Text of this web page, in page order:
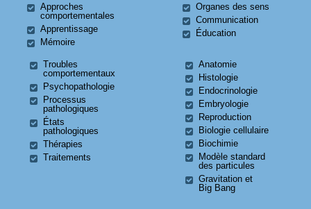
Approches
comportementales
Apprentissage
Mémoire
Organes des sens
Communication
Éducation
Troubles
comportementaux
Psychopathologie
Processus
pathologiques
États
pathologiques
Thérapies
Traitements
Anatomie
Histologie
Endocrinologie
Embryologie
Reproduction
Biologie cellulaire
Biochimie
Modèle standard
des particules
Gravitation et
Big Bang